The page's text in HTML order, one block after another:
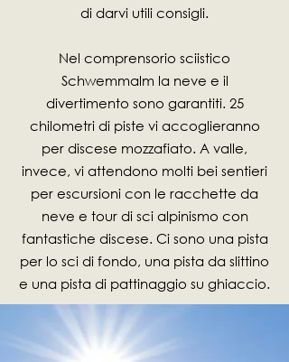
di darvi utili consigli.
Nel comprensorio sciistico
Schwemmalm la neve e il
divertimento sono garantiti. 25
chilometri di piste vi accoglieranno
per discese mozzafiato. A valle,
invece, vi attendono molti bei sentieri
per escursioni con le racchette da
neve e tour di sci alpinismo con
fantastiche discese. Ci sono una pista
per lo sci di fondo, una pista da slittino
e una pista di pattinaggio su ghiaccio.